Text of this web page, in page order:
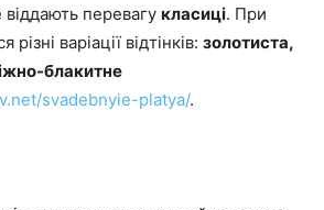
віддають перевагу класиці. При
варіації відтінків: золотиста,
блакитне
svadebnyie-platya/.